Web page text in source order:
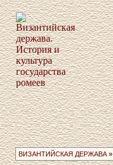
ВИЗАНТИЙСКАЯ ДЕРЖАВА»